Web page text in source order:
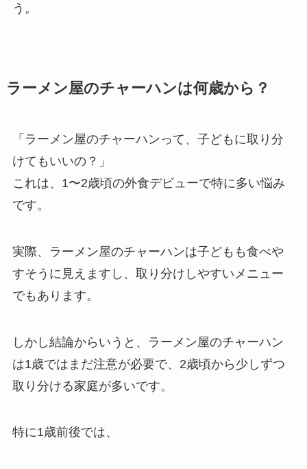
う。
ラーメン屋のチャーハンは何歳から？
「ラーメン屋のチャーハンって、子どもに取り分
けてもいいの？」
これは、1〜2歳頃の外食デビューで特に多い悩み
です。
実際、ラーメン屋のチャーハンは子どもも食べや
すそうに見えますし、取り分けしやすいメニュー
でもあります。
しかし結論からいうと、ラーメン屋のチャーハン
は1歳ではまだ注意が必要で、2歳頃から少しずつ
取り分ける家庭が多いです。
特に1歳前後では、